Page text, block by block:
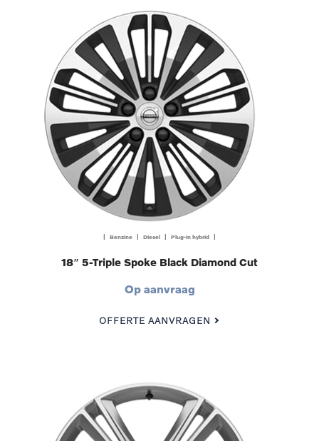
| Benzine | Diesel | Plug-in hybrid |
18″ 5-Triple Spoke Black Diamond Cut
Op aanvraag
OFFERTE AANVRAGEN